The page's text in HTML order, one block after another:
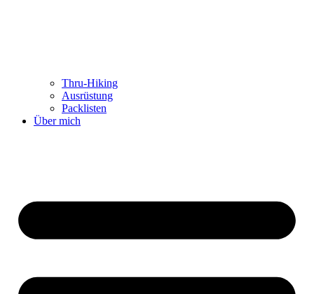
Thru-Hiking
Ausrüstung
Packlisten
Über mich